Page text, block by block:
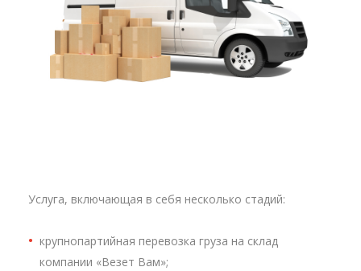
Услуга, включающая в себя несколько стадий:
крупнопартийная перевозка груза на склад
компании «Везет Вам»;